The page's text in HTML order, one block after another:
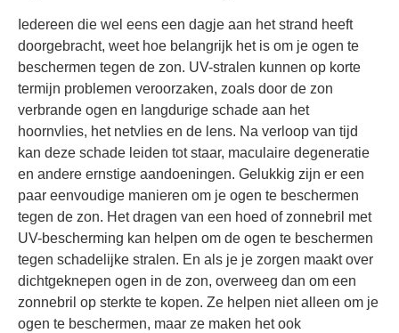
Iedereen die wel eens een dagje aan het strand heeft
doorgebracht, weet hoe belangrijk het is om je ogen te
beschermen tegen de zon. UV-stralen kunnen op korte
termijn problemen veroorzaken, zoals door de zon
verbrande ogen en langdurige schade aan het
hoornvlies, het netvlies en de lens. Na verloop van tijd
kan deze schade leiden tot staar, maculaire degeneratie
en andere ernstige aandoeningen. Gelukkig zijn er een
paar eenvoudige manieren om je ogen te beschermen
tegen de zon. Het dragen van een hoed of zonnebril met
UV-bescherming kan helpen om de ogen te beschermen
tegen schadelijke stralen. En als je je zorgen maakt over
dichtgeknepen ogen in de zon, overweeg dan om een ​​
zonnebril op sterkte te kopen. Ze helpen niet alleen om je
ogen te beschermen, maar ze maken het ook